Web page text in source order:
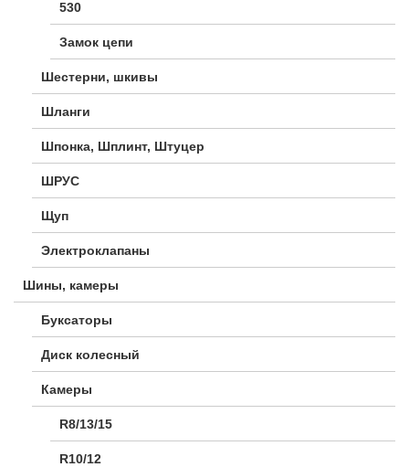
530
Замок цепи
Шестерни, шкивы
Шланги
Шпонка, Шплинт, Штуцер
ШРУС
Щуп
Электроклапаны
Шины, камеры
Буксаторы
Диск колесный
Камеры
R8/13/15
R10/12